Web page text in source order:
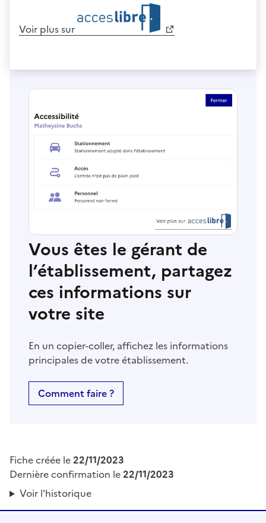
Voir plus sur
Vous êtes le gérant de
l’établissement, partagez
ces informations sur
votre site
En un copier-coller, affichez les informations
principales de votre établissement.
Comment faire ?
Fiche créée le22/11/2023
Dernière confirmation le22/11/2023
Voir l'historique